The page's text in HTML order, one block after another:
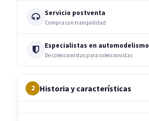
Servicio postventa
Compra con tranquilidad
Especialistas en automodelismo
De coleccionistas para coleccionistas
2 Historia y características